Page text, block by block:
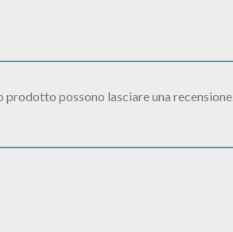
possono lasciare una recensione.